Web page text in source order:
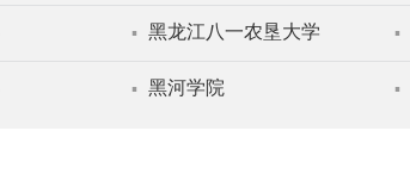
▪ 黑龙江八一农垦大学 ▪
▪ 黑河学院 ▪